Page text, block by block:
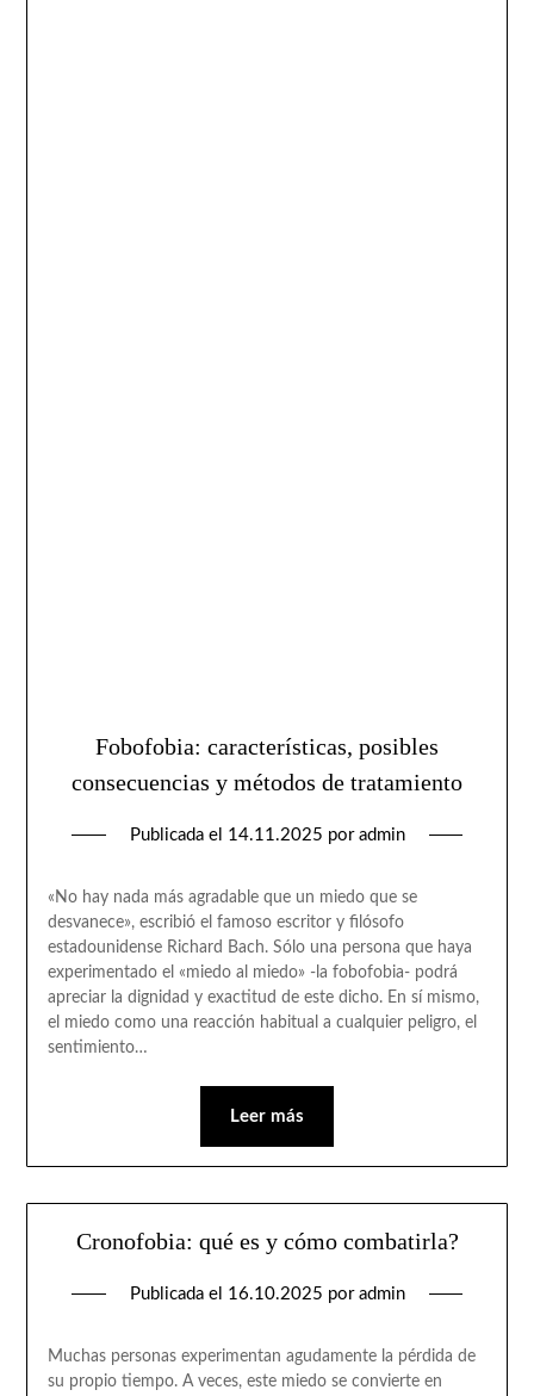
Fobofobia: características, posibles
consecuencias y métodos de tratamiento
Publicada el 14.11.2025 por admin
«No hay nada más agradable que un miedo que se
desvanece», escribió el famoso escritor y filósofo
estadounidense Richard Bach. Sólo una persona que haya
experimentado el «miedo al miedo» -la fobofobia- podrá
apreciar la dignidad y exactitud de este dicho. En sí mismo,
el miedo como una reacción habitual a cualquier peligro, el
sentimiento…
Leer más
Cronofobia: qué es y cómo combatirla?
Publicada el 16.10.2025 por admin
Muchas personas experimentan agudamente la pérdida de
su propio tiempo. A veces, este miedo se convierte en